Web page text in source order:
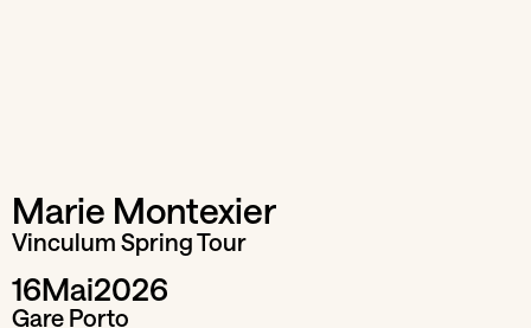
Marie Montexier
Vinculum Spring Tour
16Mai2026
Gare Porto